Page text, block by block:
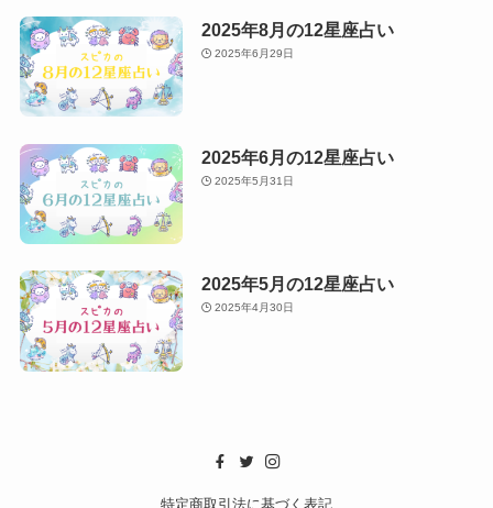
2025年8月の12星座占い
2025年6月29日
2025年6月の12星座占い
2025年5月31日
2025年5月の12星座占い
2025年4月30日
特定商取引法に基づく表記